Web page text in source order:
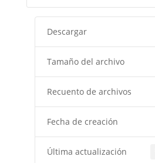
Descargar
Tamaño del archivo
Recuento de archivos
Fecha de creación
Última actualización